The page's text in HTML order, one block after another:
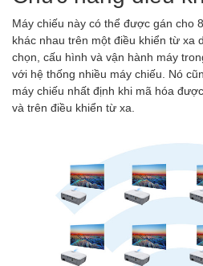
Máy chiếu này có thể được gán cho
khác nhau trên một điều khiển từ xa
chọn, cấu hình và vận hành máy
với hệ thống nhiều máy chiếu. Nó
máy chiếu nhất định khi mã hóa
và trên điều khiển từ xa.